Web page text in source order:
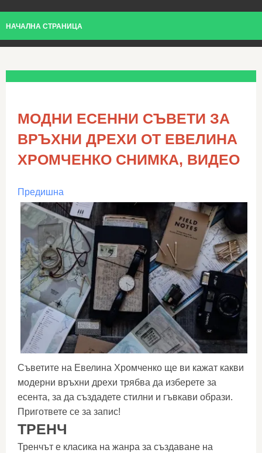
НАЧАЛНА СТРАНИЦА
МОДНИ ЕСЕННИ СЪВЕТИ ЗА
ВРЪХНИ ДРЕХИ ОТ ЕВЕЛИНА
ХРОМЧЕНКО СНИМКА, ВИДЕО
Предишна
Съветите на Евелина Хромченко ще ви кажат какви
модерни връхни дрехи трябва да изберете за
есента, за да създадете стилни и гъвкави образи.
Пригответе се за запис!
ТРЕНЧ
Тренчът е класика на жанра за създаване на